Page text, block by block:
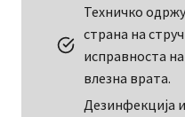
Техничко
страна на
исправноста
влезна врата.
Дезинфекција